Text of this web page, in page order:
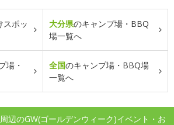
スポッ
大分県のキャンプ場・BBQ
場一覧へ
場・
全国のキャンプ場・BBQ場
一覧へ
辺のGW(ゴールデンウィーク)イベント・お